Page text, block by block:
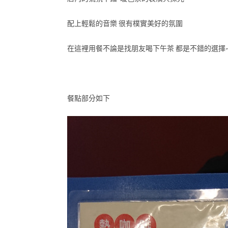
配上輕鬆的音樂 很有樸實美好的氛圍
在這裡用餐不論是找朋友喝下午茶 都是不錯的選
餐點部分如下